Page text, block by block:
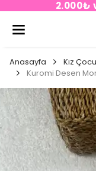
2.000₺
Anasayfa Kız
Kuromi Desen